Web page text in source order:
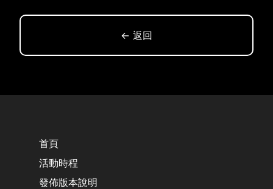
← 返回
首頁
活動時程
發佈版本說明